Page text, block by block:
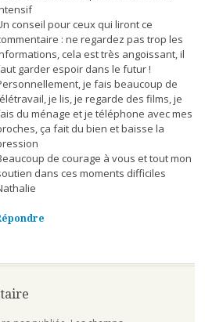
conseil pour ceux qui liront ce
: ne regardez pas trop les
cela est très angoissant, il
garder espoir dans le futur !
je fais beaucoup de
je lis, je regarde des films, je
du ménage et je téléphone avec mes
ça fait du bien et baisse la
de courage à vous et tout mon
dans ces moments difficiles